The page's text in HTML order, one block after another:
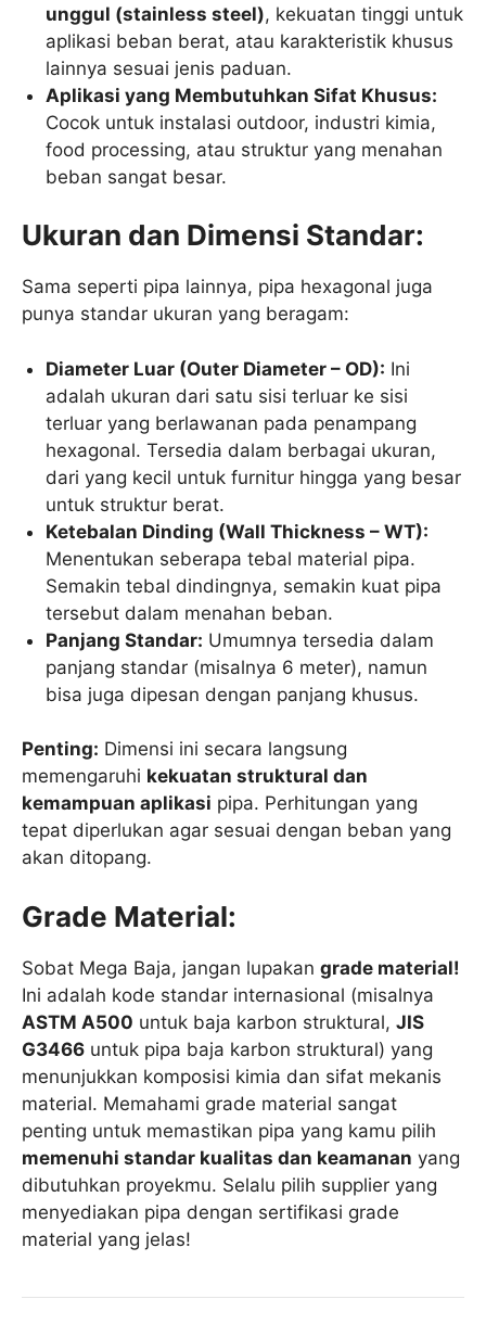
unggul (stainless steel), kekuatan tinggi untuk
aplikasi beban berat, atau karakteristik khusus
lainnya sesuai jenis paduan.
Aplikasi yang Membutuhkan Sifat Khusus:
Cocok untuk instalasi outdoor, industri kimia,
food processing, atau struktur yang menahan
beban sangat besar.
Ukuran dan Dimensi Standar:
Sama seperti pipa lainnya, pipa hexagonal juga
punya standar ukuran yang beragam:
Diameter Luar (Outer Diameter – OD): Ini
adalah ukuran dari satu sisi terluar ke sisi
terluar yang berlawanan pada penampang
hexagonal. Tersedia dalam berbagai ukuran,
dari yang kecil untuk furnitur hingga yang besar
untuk struktur berat.
Ketebalan Dinding (Wall Thickness – WT):
Menentukan seberapa tebal material pipa.
Semakin tebal dindingnya, semakin kuat pipa
tersebut dalam menahan beban.
Panjang Standar: Umumnya tersedia dalam
panjang standar (misalnya 6 meter), namun
bisa juga dipesan dengan panjang khusus.
Penting: Dimensi ini secara langsung
memengaruhi kekuatan struktural dan
kemampuan aplikasi pipa. Perhitungan yang
tepat diperlukan agar sesuai dengan beban yang
akan ditopang.
Grade Material:
Sobat Mega Baja, jangan lupakan grade material!
Ini adalah kode standar internasional (misalnya
ASTM A500 untuk baja karbon struktural, JIS
G3466 untuk pipa baja karbon struktural) yang
menunjukkan komposisi kimia dan sifat mekanis
material. Memahami grade material sangat
penting untuk memastikan pipa yang kamu pilih
memenuhi standar kualitas dan keamanan yang
dibutuhkan proyekmu. Selalu pilih supplier yang
menyediakan pipa dengan sertifikasi grade
material yang jelas!